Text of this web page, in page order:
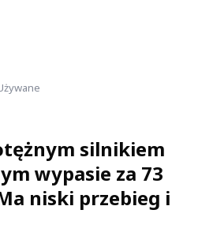
silnikiem
wypasie za 73
niski przebieg i